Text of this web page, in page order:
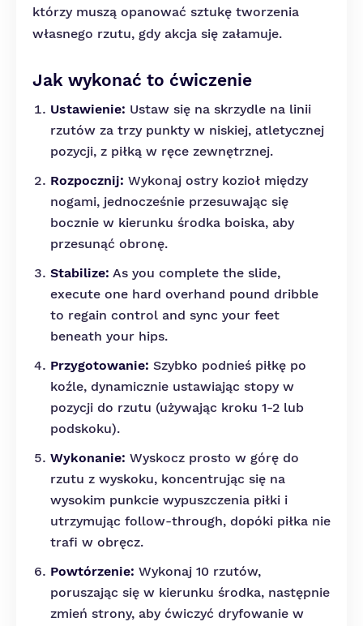
którzy muszą opanować sztukę tworzenia
własnego rzutu, gdy akcja się załamuje.
Jak wykonać to ćwiczenie
Ustawienie: Ustaw się na skrzydle na linii
rzutów za trzy punkty w niskiej, atletycznej
pozycji, z piłką w ręce zewnętrznej.
Rozpocznij: Wykonaj ostry kozioł między
nogami, jednocześnie przesuwając się
bocznie w kierunku środka boiska, aby
przesunąć obronę.
Stabilize: As you complete the slide,
execute one hard overhand pound dribble
to regain control and sync your feet
beneath your hips.
Przygotowanie: Szybko podnieś piłkę po
koźle, dynamicznie ustawiając stopy w
pozycji do rzutu (używając kroku 1-2 lub
podskoku).
Wykonanie: Wyskocz prosto w górę do
rzutu z wyskoku, koncentrując się na
wysokim punkcie wypuszczenia piłki i
utrzymując follow-through, dopóki piłka nie
trafi w obręcz.
Powtórzenie: Wykonaj 10 rzutów,
poruszając się w kierunku środka, następnie
zmień strony, aby ćwiczyć dryfowanie w